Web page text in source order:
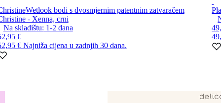
Wetlook bodi s dvosmjernim patentnim zatvaračem
- Xenna, crni
Na skladištu: 1-2 dana
€
€ Najniža cijena u zadnjih 30 dana.